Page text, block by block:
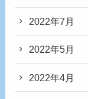
2022年7月
2022年5月
2022年4月